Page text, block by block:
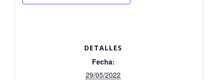
DETALLES
Fecha:
29/05/2022